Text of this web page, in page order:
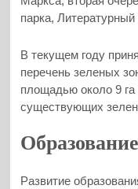
парка, Литературный
В текущем году
перечень зеленых
площадью около 9
существующих
Образование
Развитие